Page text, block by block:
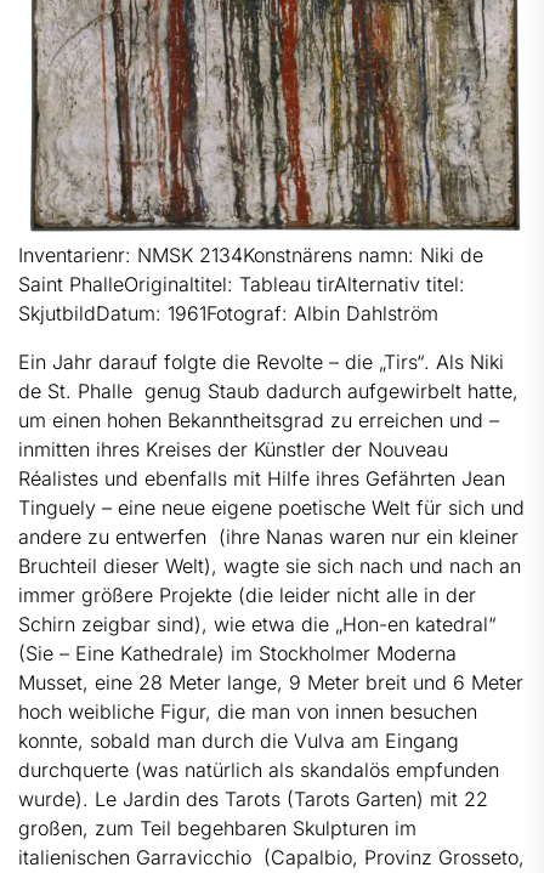
Inventarienr: NMSK 2134Konstnärens namn: Niki de
Saint PhalleOriginaltitel: Tableau tirAlternativ titel:
SkjutbildDatum: 1961Fotograf: Albin Dahlström
Ein Jahr darauf folgte die Revolte – die „Tirs“. Als Niki
de St. Phalle genug Staub dadurch aufgewirbelt hatte,
um einen hohen Bekanntheitsgrad zu erreichen und –
inmitten ihres Kreises der Künstler der Nouveau
Réalistes und ebenfalls mit Hilfe ihres Gefährten Jean
Tinguely – eine neue eigene poetische Welt für sich und
andere zu entwerfen (ihre Nanas waren nur ein kleiner
Bruchteil dieser Welt), wagte sie sich nach und nach an
immer größere Projekte (die leider nicht alle in der
Schirn zeigbar sind), wie etwa die „Hon-en katedral“
(Sie – Eine Kathedrale) im Stockholmer Moderna
Musset, eine 28 Meter lange, 9 Meter breit und 6 Meter
hoch weibliche Figur, die man von innen besuchen
konnte, sobald man durch die Vulva am Eingang
durchquerte (was natürlich als skandalös empfunden
wurde). Le Jardin des Tarots (Tarots Garten) mit 22
großen, zum Teil begehbaren Skulpturen im
italienischen Garravicchio (Capalbio, Provinz Grosseto,